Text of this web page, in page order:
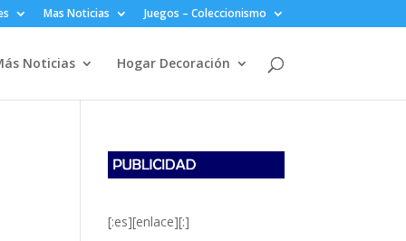
Mas Noticias Juegos – Coleccionismo
Noticias Hogar Decoración
[:es][enlace][:]